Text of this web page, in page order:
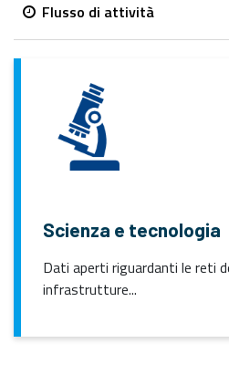
Flusso di attività
Scienza e tecnologia
Dati aperti riguardanti le reti
infrastrutture...